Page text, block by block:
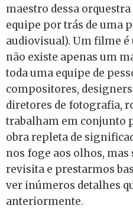
maestro dessa
equipe por trás de uma
audiovisual). Um filme é
não existe apenas um
toda uma equipe de
compositores,
diretores de fotografia,
trabalham em conjunto
obra repleta de
nos foge aos olhos,
revisita e prestarmos
ver inúmeros detalhes
anteriormente.